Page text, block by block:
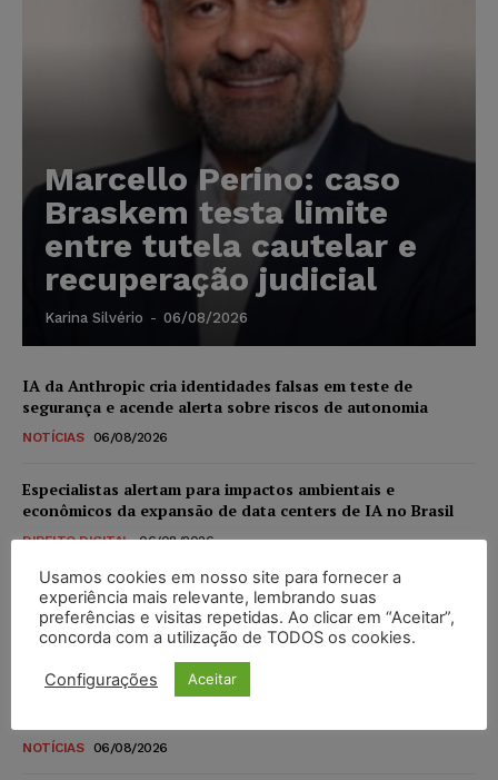
Marcello Perino: caso
Braskem testa limite
entre tutela cautelar e
recuperação judicial
Karina Silvério - 06/08/2026
IA da Anthropic cria identidades falsas em teste de
segurança e acende alerta sobre riscos de autonomia
NOTÍCIAS 06/08/2026
Especialistas alertam para impactos ambientais e
econômicos da expansão de data centers de IA no Brasil
DIREITO DIGITAL 06/08/2026
TSE reforça que sistemas das urnas eletrônicas tornam-se
invioláveis após assinatura digital e lacração
NOTÍCIAS 06/08/2026
STF inicia julgamento sobre constitucionalidade da
NOTÍCIAS 06/08/2026
Usamos cookies em nosso site para fornecer a
experiência mais relevante, lembrando suas
preferências e visitas repetidas. Ao clicar em “Aceitar”,
concorda com a utilização de TODOS os cookies.
Configurações Aceitar